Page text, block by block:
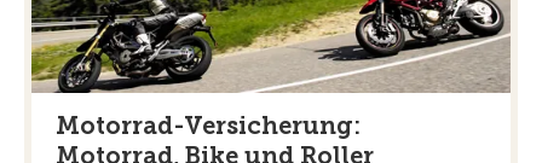
Motorrad-Versicherung:
Motorrad, Bike und Roller